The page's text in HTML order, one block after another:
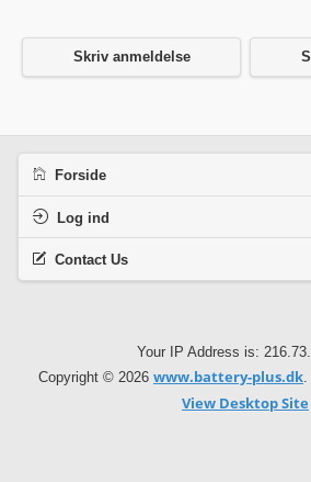
Skriv anmeldelse
Forside
Log ind
Contact Us
Your IP Address is:
Copyright © 2026 www.battery-plus.dk.
View Desktop Site